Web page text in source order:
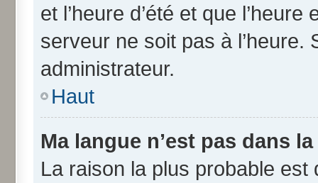
et l’heure d’été et que
serveur ne soit pas à l’heure.
administrateur.
Haut
Ma langue n’est pas dans
La raison la plus probable est